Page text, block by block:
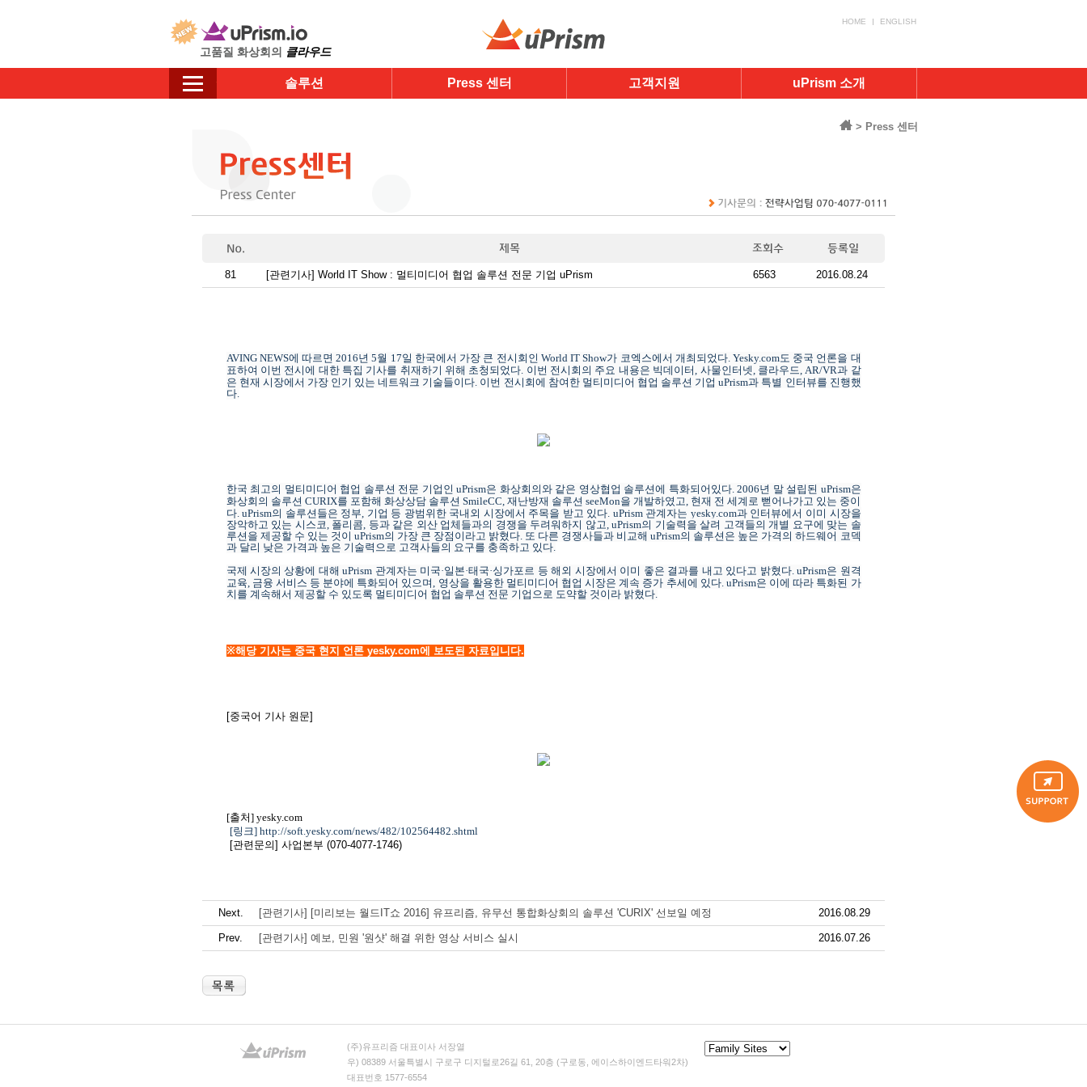
HOME ENGLISH
고품질 화상회의 클라우드
솔루션 Press 센터 고객지원 uPrism 소개
> Press 센터
81 [관련기사] World IT Show : 멀티미디어 협업 솔루션 전문 기업 uPrism 6563 2016.08.24
AVING NEWS에 따르면2016년5월 17일 한국에서 가장 큰 전시회인 World IT Show가 코엑스에서 개최되었다. Yesky.com도 중국 언론을 대
표하여 이번 전시에 대한 특집 기사를 취재하기 위해 초청되었다. 이번 전시회의 주요 내용은 빅데이터, 사물인터넷, 클라우드, AR/VR과 같
은 현재 시장에서 가장 인기 있는 네트워크 기술들이다. 이번 전시회에 참여한 멀티미디어 협업 솔루션 기업 uPrism과 특별 인터뷰를 진행했
다.
한국 최고의 멀티미디어 협업 솔루션 전문 기업인 uPrism은 화상회의와 같은 영상협업 솔루션에 특화되어있다. 2006년 말 설립된 uPrism은
화상회의 솔루션 CURIX를 포함해 화상상담 솔루션 SmileCC, 재난방재 솔루션 seeMon을 개발하였고, 현재 전 세계로 뻗어나가고 있는 중이
다. uPrism의 솔루션들은 정부, 기업 등 광범위한 국내외 시장에서 주목을 받고 있다. uPrism 관계자는 yesky.com과인터뷰에서 이미 시장을
장악하고 있는 시스코, 폴리콤, 등과 같은 외산 업체 들과의 경쟁을 두려워하지 않고, uPrism의 기술력을 살려 고객들의 개별 요구에 맞는 솔
루션을 제공할 수 있는 것이 uPrism의 가장 큰 장점이라고 밝혔다. 또 다른 경쟁사들과 비교해uPrism의 솔루션은 높은 가격의 하드웨어 코덱
과 달리 낮은 가격과 높은 기술력으로 고객사들의 요구를 충족하고 있다.
국제 시장의 상황에 대해uPrism 관계자는 미국·일본·태국·싱가포르 등 해외 시장에서 이미 좋은 결과를 내고 있다고 밝혔다. uPrism은 원격
교육, 금융 서비스 등 분야에 특화되어 있으며, 영상을 활용한 멀티미디어 협업 시장은 계속 증가 추세에 있다. uPrism은 이에 따라 특화된 가
치를 계속해서 제공할 수 있도록 멀티미디어 협업 솔루션 전문 기업으로 도약할 것이라 밝혔다.
※해당 기사는 중국 현지 언론 yesky.com에 보도된 자료입니다.
[중국어 기사 원문]
[출처] yesky.com
[링크]http://soft.yesky.com/news/482/102564482.shtml
[관련문의] 사업본부 (070-4077-1746)
Next. 2016.08.29
[관련기사] [미리보는 월드IT쇼 2016] 유프리즘, 유무선 통합화상회의 솔루션 'CURIX' 선보일 예정
Prev. 2016.07.26
[관련기사] 예보, 민원 '원샷' 해결 위한 영상 서비스 실시
(주)유프리즘 대표이사 서장열
우) 08389 서울특별시 구로구 디지털로26길 61, 20층 (구로동, 에이스하이엔드타워2차)
대표번호 1577-6554